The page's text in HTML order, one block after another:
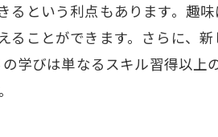
という利点もあります。趣
ことができます。さらに、
学びは単なるスキル習得以